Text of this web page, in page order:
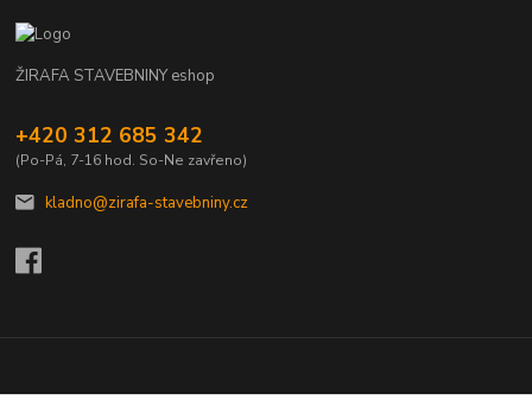
ŽIRAFA STAVEBNINY eshop
+420 312 685 342
(Po-Pá, 7-16 hod. So-Ne zavřeno)
kladno@zirafa-stavebniny.cz